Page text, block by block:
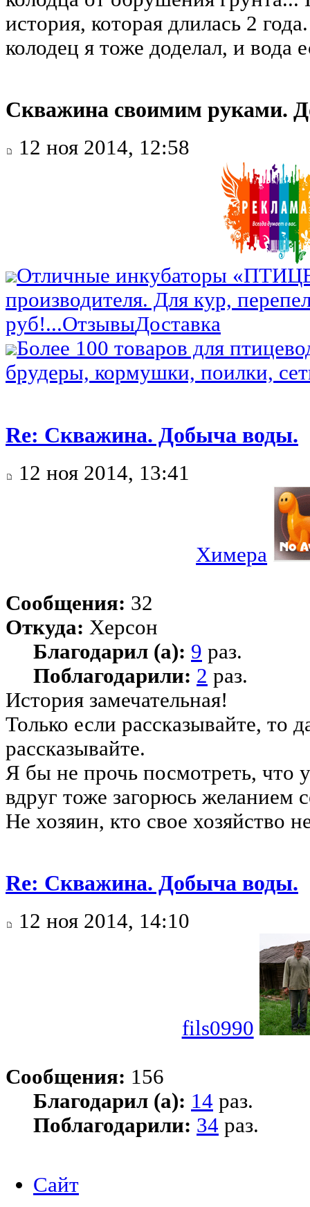
история, которая длилась 2
колодец я тоже доделал, и вода
Скважина своимим руками.
12 ноя 2014, 12:58
Отличные инкубаторы
производителя. Для кур,
руб!...ОтзывыДоставка
Более 100 товаров для
брудеры, кормушки, поилки,
Re: Скважина. Добыча воды.
12 ноя 2014, 13:41
Химера
Сообщения: 32
Откуда: Херсон
Благодарил (а): 9 раз.
Поблагодарили: 2 раз.
История замечательная!
Только если рассказывайте, то
рассказывайте.
Я бы не прочь посмотреть, что
вдруг тоже загорюсь желанием
Не хозяин, кто свое хозяйство
Re: Скважина. Добыча воды.
12 ноя 2014, 14:10
fils0990
Сообщения: 156
Благодарил (а): 14 раз.
Поблагодарили: 34 раз.
Сайт